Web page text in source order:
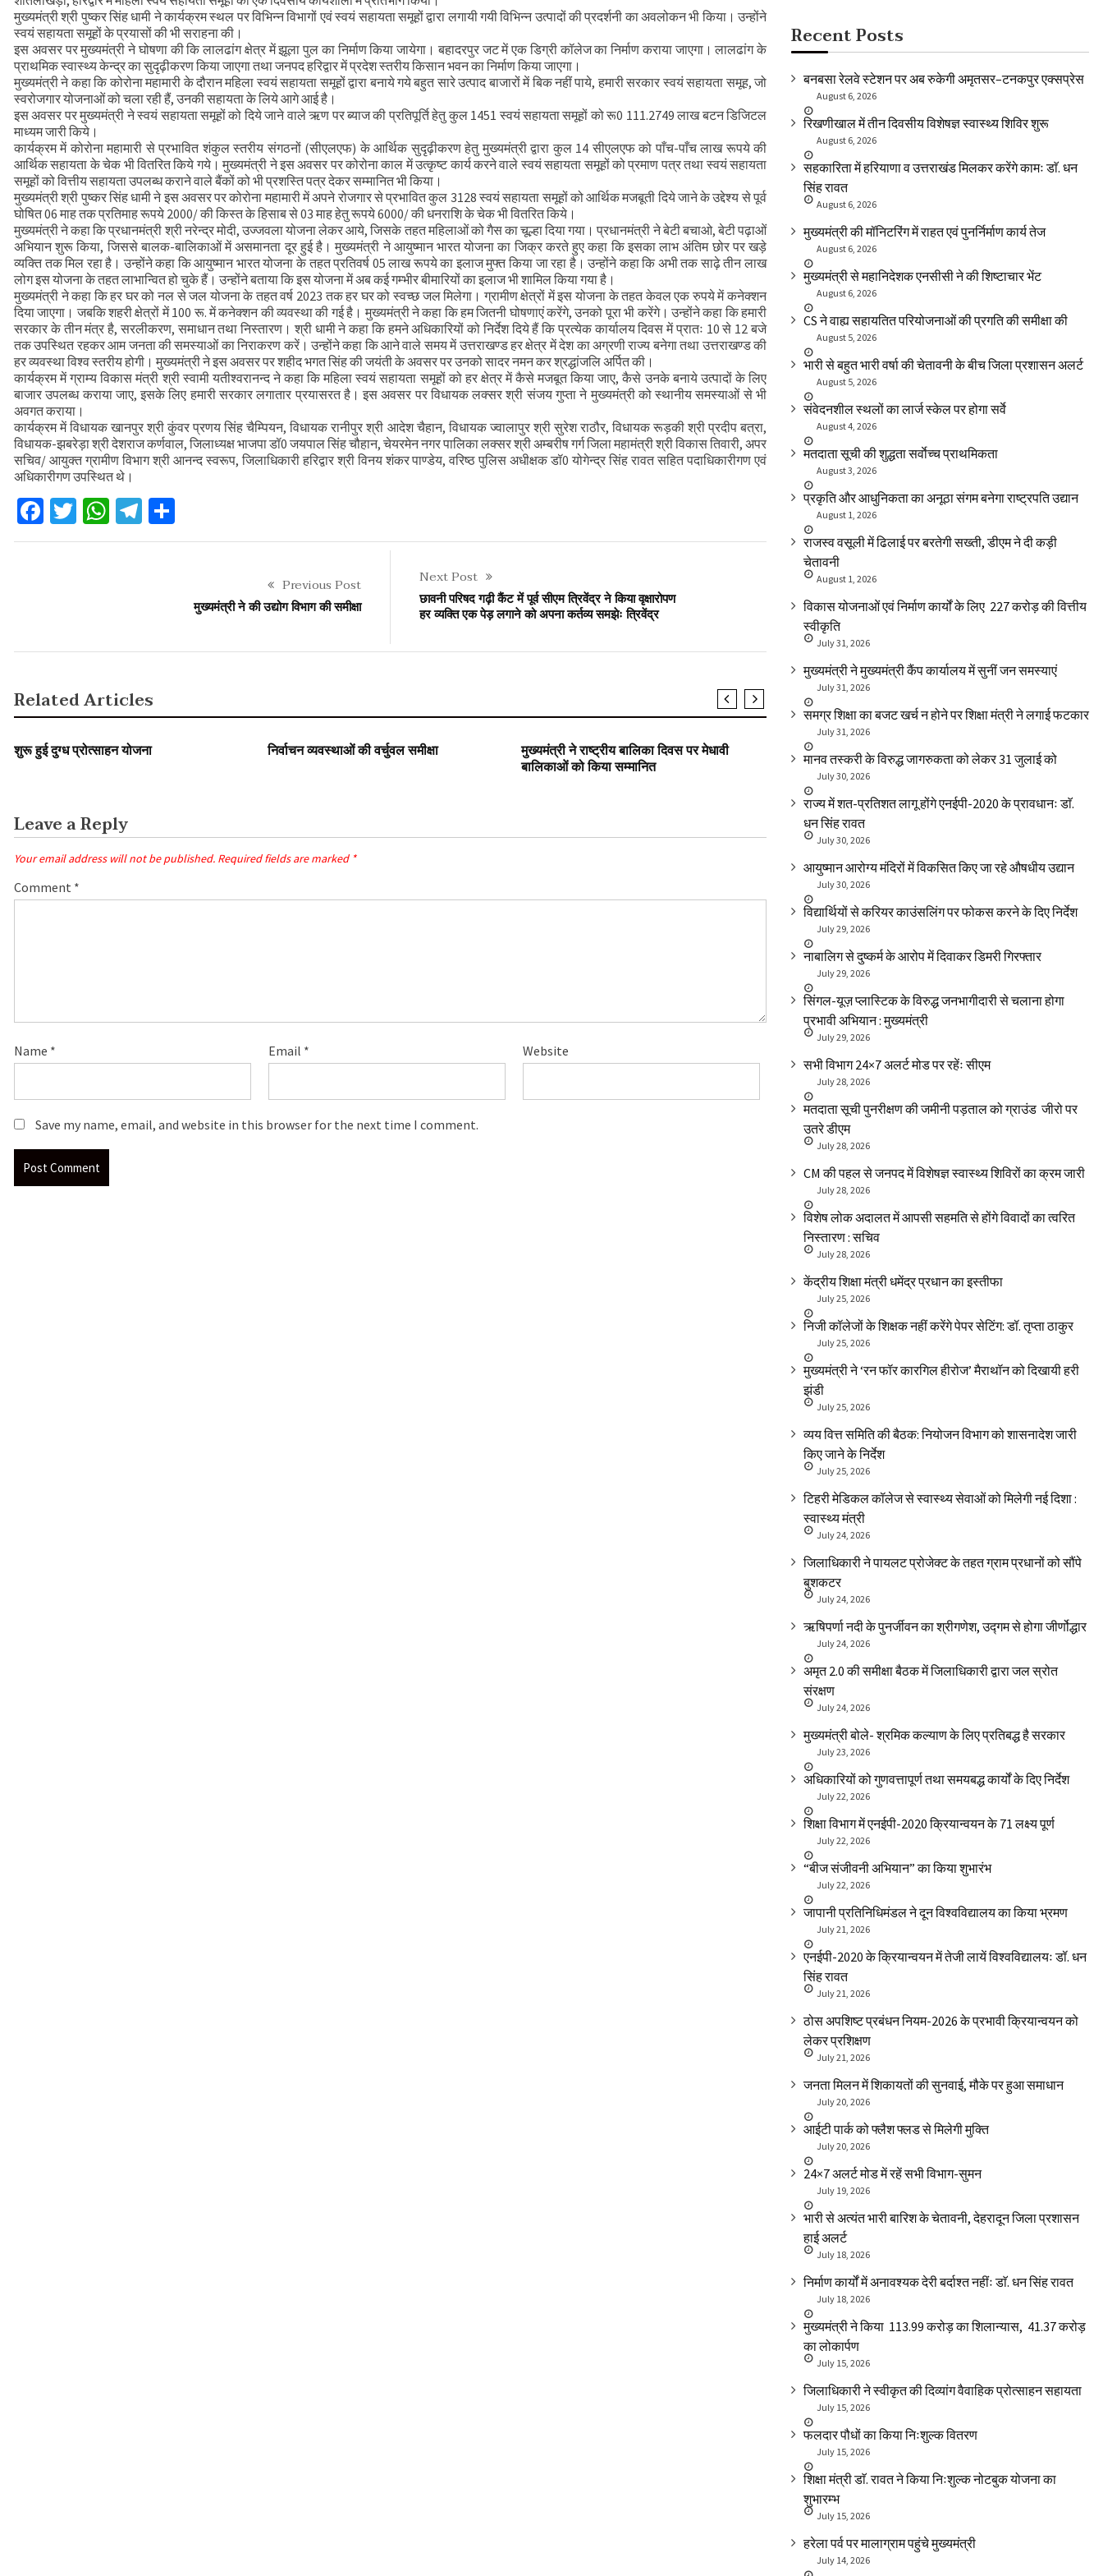
मुख्यमंत्री से महानिदेशक एनसीसी ने की शिष्टाचार भेंट
CS ने वाह्य सहायतित परियोजनाओं की प्रगति की समीक्षा की
मुख्यमंत्री श्री पुष्कर सिंह धामी ने कार्यक्रम स्थल पर विभिन्न विभागों एवं स्वयं सहायता समूहों द्वारा लगायी गयी विभिन्न उत्पादों की प्रदर्शनी का अवलोकन भी किया। उन्होंने
स्वयं सहायता समूहों के प्रयासों की भी सराहना की।
इस अवसर पर मुख्यमंत्री ने घोषणा की कि लालढांग क्षेत्र में झूला पुल का निर्माण किया जायेगा। बहादरपुर जट में एक डिग्री कॉलेज का निर्माण कराया जाएगा। लालढांग के
प्राथमिक स्वास्थ्य केन्द्र का सुदृढ़ीकरण किया जाएगा तथा जनपद हरिद्वार में प्रदेश स्तरीय किसान भवन का निर्माण किया जाएगा।
मुख्यमंत्री ने कहा कि कोरोना महामारी के दौरान महिला स्वयं सहायता समूहों द्वारा बनाये गये बहुत सारे उत्पाद बाजारों में बिक नहीं पाये, हमारी सरकार स्वयं सहायता समूह, जो
स्वरोजगार योजनाओं को चला रही हैं, उनकी सहायता के लिये आगे आई है।
इस अवसर पर मुख्यमंत्री ने स्वयं सहायता समूहों को दिये जाने वाले ऋण पर ब्याज की प्रतिपूर्ति हेतु कुल 1451 स्वयं सहायता समूहों को रू0 111.2749 लाख बटन डिजिटल
माध्यम जारी किये।
कार्यक्रम में कोरोना महामारी से प्रभावित शंकुल स्तरीय संगठनों (सीएलएफ) के आर्थिक सुदृढ़ीकरण हेतु मुख्यमंत्री द्वारा कुल 14 सीएलएफ को पाँच-पाँच लाख रूपये की
आर्थिक सहायता के चेक भी वितरित किये गये। मुख्यमंत्री ने इस अवसर पर कोरोना काल में उत्कृष्ट कार्य करने वाले स्वयं सहायता समूहों को प्रमाण पत्र तथा स्वयं सहायता
समूहों को वित्तीय सहायता उपलब्ध कराने वाले बैंकों को भी प्रशस्ति पत्र देकर सम्मानित भी किया।
मुख्यमंत्री श्री पुष्कर सिंह धामी ने इस अवसर पर कोरोना महामारी में अपने रोजगार से प्रभावित कुल 3128 स्वयं सहायता समूहों को आर्थिक मजबूती दिये जाने के उद्देश्य से पूर्व
घोषित 06 माह तक प्रतिमाह रूपये 2000/ की किस्त के हिसाब से 03 माह हेतु रूपये 6000/ की धनराशि के चेक भी वितरित किये।
मुख्यमंत्री ने कहा कि प्रधानमंत्री श्री नरेन्द्र मोदी, उज्जवला योजना लेकर आये, जिसके तहत महिलाओं को गैस का चूल्हा दिया गया। प्रधानमंत्री ने बेटी बचाओ, बेटी पढ़ाओं
अभियान शुरू किया, जिससे बालक-बालिकाओं में असमानता दूर हुई है। मुख्यमंत्री ने आयुष्मान भारत योजना का जिक्र करते हुए कहा कि इसका लाभ अंतिम छोर पर खड़े
व्यक्ति तक मिल रहा है। उन्होंने कहा कि आयुष्मान भारत योजना के तहत प्रतिवर्ष 05 लाख रूपये का इलाज मुफ्त किया जा रहा है। उन्होंने कहा कि अभी तक साढ़े तीन लाख
लोग इस योजना के तहत लाभान्वित हो चुके हैं। उन्होंने बताया कि इस योजना में अब कई गम्भीर बीमारियों का इलाज भी शामिल किया गया है।
मुख्यमंत्री ने कहा कि हर घर को नल से जल योजना के तहत वर्ष 2023 तक हर घर को स्वच्छ जल मिलेगा। ग्रामीण क्षेत्रों में इस योजना के तहत केवल एक रुपये में कनेक्शन
दिया जाएगा। जबकि शहरी क्षेत्रों में 100 रू. में कनेक्शन की व्यवस्था की गई है। मुख्यमंत्री ने कहा कि हम जितनी घोषणाएं करेंगे, उनको पूरा भी करेंगे। उन्होंने कहा कि हमारी
सरकार के तीन मंत्र है, सरलीकरण, समाधान तथा निस्तारण। श्री धामी ने कहा कि हमने अधिकारियों को निर्देश दिये हैं कि प्रत्येक कार्यालय दिवस में प्रातः 10 से 12 बजे
तक उपस्थित रहकर आम जनता की समस्याओं का निराकरण करें। उन्होंने कहा कि आने वाले समय में उत्तराखण्ड हर क्षेत्र में देश का अग्रणी राज्य बनेगा तथा उत्तराखण्ड की
हर व्यवस्था विश्व स्तरीय होगी। मुख्यमंत्री ने इस अवसर पर शहीद भगत सिंह की जयंती के अवसर पर उनको सादर नमन कर श्रद्धांजलि अर्पित की।
कार्यक्रम में ग्राम्य विकास मंत्री श्री स्वामी यतीश्वरानन्द ने कहा कि महिला स्वयं सहायता समूहों को हर क्षेत्र में कैसे मजबूत किया जाए, कैसे उनके बनाये उत्पादों के लिए
बाजार उपलब्ध कराया जाए, इसके लिए हमारी सरकार लगातार प्रयासरत है। इस अवसर पर विधायक लक्सर श्री संजय गुप्ता ने मुख्यमंत्री को स्थानीय समस्याओं से भी
अवगत कराया।
कार्यक्रम में विधायक खानपुर श्री कुंवर प्रणय सिंह चैम्पियन, विधायक रानीपुर श्री आदेश चैहान, विधायक ज्वालापुर श्री सुरेश राठौर, विधायक रूड़की श्री प्रदीप बत्रा,
विधायक-झबरेड़ा श्री देशराज कर्णवाल, जिलाध्यक्ष भाजपा डॉ0 जयपाल सिंह चौहान, चेयरमेन नगर पालिका लक्सर श्री अम्बरीष गर्ग जिला महामंत्री श्री विकास तिवारी, अपर
सचिव/ आयुक्त ग्रामीण विभाग श्री आनन्द स्वरूप, जिलाधिकारी हरिद्वार श्री विनय शंकर पाण्डेय, वरिष्ठ पुलिस अधीक्षक डॉ0 योगेन्द्र सिंह रावत सहित पदाधिकारीगण एवं
अधिकारीगण उपस्थित थे।
Facebook
Twitter
WhatsApp
Telegram
Previous Post
मुख्यमंत्री ने की उद्योग विभाग की समीक्षा
Next Post
छावनी परिषद गढ़ी कैंट में पूर्व सीएम त्रिवेंद्र ने किया वृक्षारोपण
हर व्यक्ति एक पेड़ लगाने को अपना कर्तव्य समझेः त्रिवेंद्र
Related Articles
शुरू हुई दुग्ध प्रोत्साहन योजना निर्वाचन व्यवस्थाओं की वर्चुवल समीक्षा मुख्यमंत्री ने राष्ट्रीय बालिका दिवस पर मेधावी
बालिकाओं को किया सम्मानित
सूबे में 2917 लोगों ने किया नि-क्षय मित्र के लिये
पंजीकरण
SLIDER
आपदा
काफिला
Leave a Reply
Your email address will not be published. Required fields are marked *
Comment *
Name * Email * Website
Save my name, email, and website in this browser for the next time I comment.
Recent Posts
बनबसा रेलवे स्टेशन पर अब रुकेगी अमृतसर–टनकपुर एक्सप्रेस
August 6, 2026
रिखणीखाल में तीन दिवसीय विशेषज्ञ स्वास्थ्य शिविर शुरू
August 6, 2026
सहकारिता में हरियाणा व उत्तराखंड मिलकर करेंगे कामः डाॅ. धन
सिंह रावत
August 6, 2026
मुख्यमंत्री की मॉनिटरिंग में राहत एवं पुनर्निर्माण कार्य तेज
August 6, 2026
मुख्यमंत्री से महानिदेशक एनसीसी ने की शिष्टाचार भेंट
August 6, 2026
CS ने वाह्य सहायतित परियोजनाओं की प्रगति की समीक्षा की
August 5, 2026
भारी से बहुत भारी वर्षा की चेतावनी के बीच जिला प्रशासन अलर्ट
August 5, 2026
संवेदनशील स्थलों का लार्ज स्केल पर होगा सर्वे
August 4, 2026
मतदाता सूची की शुद्धता सर्वाेच्च प्राथमिकता
August 3, 2026
प्रकृति और आधुनिकता का अनूठा संगम बनेगा राष्ट्रपति उद्यान
August 1, 2026
राजस्व वसूली में ढिलाई पर बरतेगी सख्ती, डीएम ने दी कड़ी
चेतावनी
August 1, 2026
विकास योजनाओं एवं निर्माण कार्यों के लिए ₹ 227 करोड़ की वित्तीय
स्वीकृति
July 31, 2026
मुख्यमंत्री ने मुख्यमंत्री कैंप कार्यालय में सुनीं जन समस्याएं
July 31, 2026
समग्र शिक्षा का बजट खर्च न होने पर शिक्षा मंत्री ने लगाई फटकार
July 31, 2026
मानव तस्करी के विरुद्ध जागरुकता को लेकर 31 जुलाई को
July 30, 2026
राज्य में शत-प्रतिशत लागू होंगे एनईपी-2020 के प्रावधानः डाॅ.
धन सिंह रावत
July 30, 2026
आयुष्मान आरोग्य मंदिरों में विकसित किए जा रहे औषधीय उद्यान
July 30, 2026
विद्यार्थियों से करियर काउंसलिंग पर फोकस करने के दिए निर्देश
July 29, 2026
नाबालिग से दुष्कर्म के आरोप में दिवाकर डिमरी गिरफ्तार
July 29, 2026
सिंगल-यूज़ प्लास्टिक के विरुद्ध जनभागीदारी से चलाना होगा
प्रभावी अभियान : मुख्यमंत्री
July 29, 2026
सभी विभाग 24×7 अलर्ट मोड पर रहेंः सीएम
July 28, 2026
मतदाता सूची पुनरीक्षण की जमीनी पड़ताल को ग्राउंड जीरो पर
उतरे डीएम
July 28, 2026
CM की पहल से जनपद में विशेषज्ञ स्वास्थ्य शिविरों का क्रम जारी
July 28, 2026
विशेष लोक अदालत में आपसी सहमति से होंगे विवादों का त्वरित
निस्तारण : सचिव
July 28, 2026
केंद्रीय शिक्षा मंत्री धमेंद्र प्रधान का इस्तीफा
July 25, 2026
निजी कॉलेजों के शिक्षक नहीं करेंगे पेपर सेटिंग: डॉ. तृप्ता ठाकुर
July 25, 2026
मुख्यमंत्री ने ‘रन फॉर कारगिल हीरोज’ मैराथॉन को दिखायी हरी
झंडी
July 25, 2026
व्यय वित्त समिति की बैठक: नियोजन विभाग को शासनादेश जारी
किए जाने के निर्देश
July 25, 2026
टिहरी मेडिकल कॉलेज से स्वास्थ्य सेवाओं को मिलेगी नई दिशा :
स्वास्थ्य मंत्री
July 24, 2026
जिलाधिकारी ने पायलट प्रोजेक्ट के तहत ग्राम प्रधानों को सौंपे
बुशकटर
July 24, 2026
ऋषिपर्णा नदी के पुनर्जीवन का श्रीगणेश, उद्गम से होगा जीर्णोद्धार
July 24, 2026
अमृत 2.0 की समीक्षा बैठक में जिलाधिकारी द्वारा जल स्रोत
संरक्षण
July 24, 2026
मुख्यमंत्री बोले- श्रमिक कल्याण के लिए प्रतिबद्ध है सरकार
July 23, 2026
अधिकारियों को गुणवत्तापूर्ण तथा समयबद्ध कार्यों के दिए निर्देश
July 22, 2026
शिक्षा विभाग में एनईपी-2020 क्रियान्वयन के 71 लक्ष्य पूर्ण
July 22, 2026
“बीज संजीवनी अभियान” का किया शुभारंभ
July 22, 2026
जापानी प्रतिनिधिमंडल ने दून विश्वविद्यालय का किया भ्रमण
July 21, 2026
एनईपी-2020 के क्रियान्वयन में तेजी लायें विश्वविद्यालयः डॉ. धन
सिंह रावत
July 21, 2026
ठोस अपशिष्ट प्रबंधन नियम-2026 के प्रभावी क्रियान्वयन को
लेकर प्रशिक्षण
July 21, 2026
जनता मिलन में शिकायतों की सुनवाई, मौके पर हुआ समाधान
July 20, 2026
आईटी पार्क को फ्लैश फ्लड से मिलेगी मुक्ति
July 20, 2026
24×7 अलर्ट मोड में रहें सभी विभाग-सुमन
July 19, 2026
भारी से अत्यंत भारी बारिश के चेतावनी, देहरादून जिला प्रशासन
हाई अलर्ट
July 18, 2026
निर्माण कार्यों में अनावश्यक देरी बर्दाश्त नहींः डाॅ. धन सिंह रावत
July 18, 2026
मुख्यमंत्री ने किया ₹ 113.99 करोड़ का शिलान्यास, ₹ 41.37 करोड़
का लोकार्पण
July 15, 2026
जिलाधिकारी ने स्वीकृत की दिव्यांग वैवाहिक प्रोत्साहन सहायता
July 15, 2026
फलदार पौधों का किया निःशुल्क वितरण
July 15, 2026
शिक्षा मंत्री डाॅ. रावत ने किया निःशुल्क नोटबुक योजना का
शुभारम्भ
July 15, 2026
हरेला पर्व पर मालाग्राम पहुंचे मुख्यमंत्री
July 14, 2026